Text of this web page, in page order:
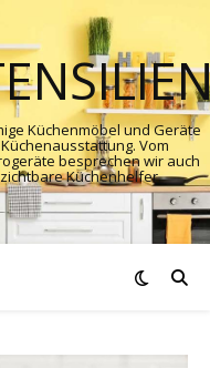
Küchenmöbel und Geräte
Vom
besprechen wir auch
Küchenhelfer.